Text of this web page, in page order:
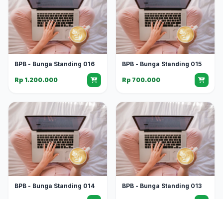
BPB - Bunga Standing 016
Rp 1.200.000
BPB - Bunga Standing 015
Rp 700.000
BPB - Bunga Standing 014 BPB - Bunga Standing 013